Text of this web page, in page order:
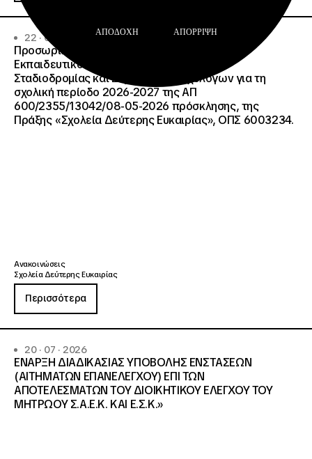
22 · 07 · 2026
Προσωρινοί Πίνακες Κατάταξης Υποψηφίων
Εκπαιδευτικού Προσωπικού, Συμβούλων
Σταδιοδρομίας και Συμβούλων Ψυχολόγων για τη
σχολική περίοδο 2026-2027 της ΑΠ
600/2355/13042/08-05-2026 πρόσκλησης, της
Πράξης «Σχολεία Δεύτερης Ευκαιρίας», ΟΠΣ 6003234.
Ανακοινώσεις
Σχολεία Δεύτερης Ευκαιρίας
Περισσότερα
20 · 07 · 2026
ΕΝΑΡΞΗ ΔΙΑΔΙΚΑΣΙΑΣ ΥΠΟΒΟΛΗΣ ΕΝΣΤΑΣΕΩΝ
(ΑΙΤΗΜΑΤΩΝ ΕΠΑΝΕΛΕΓΧΟΥ) ΕΠΙ ΤΩΝ
ΑΠΟΤΕΛΕΣΜΑΤΩΝ ΤΟΥ ΔΙΟΙΚΗΤΙΚΟΥ ΕΛΕΓΧΟΥ ΤΟΥ
ΜΗΤΡΩΟΥ Σ.Α.Ε.Κ. ΚΑΙ Ε.Σ.Κ.»
ΑΠΟΔΟΧΉ ΑΠΌΡΡΙΨΗ